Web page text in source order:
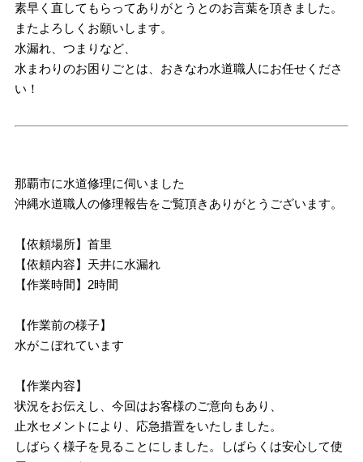
素早く直してもらってありがとうとのお言葉を頂きました。
またよろしくお願いします。
水漏れ、つまりなど、
水まわりのお困りごとは、おきなわ水道職人にお任せくださ
い！
那覇市に水道修理に伺いました
沖縄水道職人の修理報告をご覧頂きありがとうございます。
【依頼場所】首里
【依頼内容】天井に水漏れ
【作業時間】2時間
【作業前の様子】
水がこぼれています
【作業内容】
状況をお伝えし、今回はお客様のご意向もあり、
止水セメントにより、応急措置をいたしました。
しばらく様子を見ることにしました。しばらくは安心して使